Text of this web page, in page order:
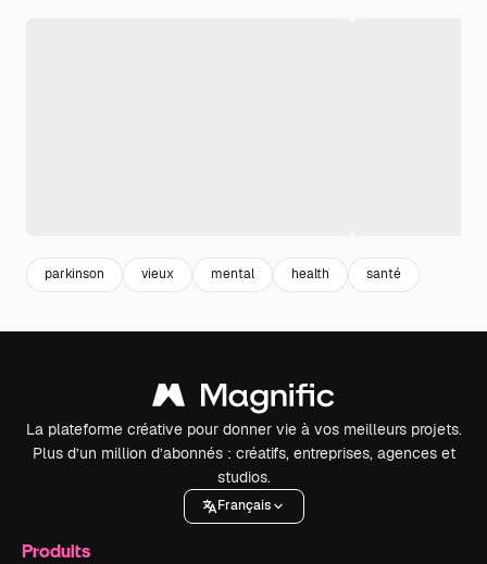
parkinson vieux mental health santé
La plateforme créative pour donner vie à vos meilleurs projets.
Plus d’un million d’abonnés : créatifs, entreprises, agences et
studios.
Français
Produits